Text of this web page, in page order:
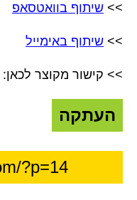
>> שיתוף בוואטסאפ
>> שיתוף באימייל
>> קישור מקוצר לכאן:
העתקה